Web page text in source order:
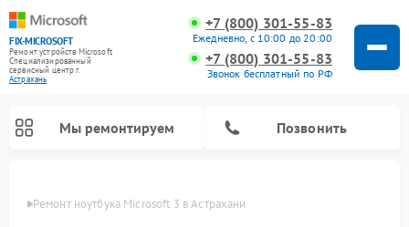
FIX-MICROSOFT
Ремонт устройств Microsoft
Специализированный
cервисный центр г.
Астрахань
+7 (800) 301-55-83
Ежедневно, с 10:00 до 20:00
+7 (800) 301-55-83
Звонок бесплатный по РФ
Мы ремонтируем Позвонить
Ремонт ноутбука Microsoft 3 в Астрахани